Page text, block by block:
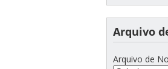
Arquivo
Arquivo de